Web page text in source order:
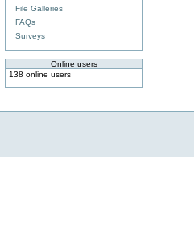
File Galleries
FAQs
Surveys
Online users
138 online users